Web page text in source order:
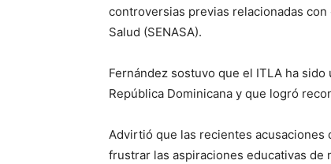
controversias previas relacionadas
Salud (SENASA).
Fernández sostuvo que el ITLA ha
República Dominicana y que logró
Advirtió que las recientes
frustrar las aspiraciones educativas de